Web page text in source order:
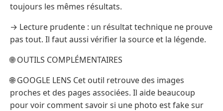
toujours les mêmes résultats.
→ Lecture prudente : un résultat technique ne prouve
pas tout. Il faut aussi vérifier la source et la légende.
🌐 OUTILS COMPLÉMENTAIRES
🌐 GOOGLE LENS Cet outil retrouve des images
proches et des pages associées. Il aide beaucoup
pour voir comment savoir si une photo est fake sur